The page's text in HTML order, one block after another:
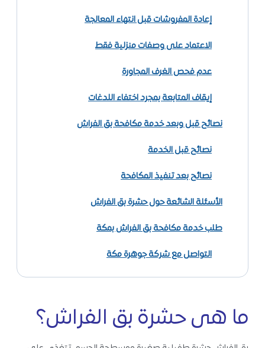
إعادة المفروشات قبل انتهاء المعالجة
الاعتماد على وصفات منزلية فقط
عدم فحص الغرف المجاورة
إيقاف المتابعة بمجرد اختفاء اللدغات
نصائح قبل وبعد خدمة مكافحة بق الفراش
نصائح قبل الخدمة
نصائح بعد تنفيذ المكافحة
الأسئلة الشائعة حول حشرة بق الفراش
طلب خدمة مكافحة بق الفراش بمكة
التواصل مع شركة جوهرة مكة
ما هى حشرة بق الفراش؟